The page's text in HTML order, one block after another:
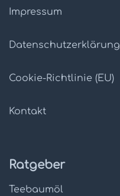
Impressum
Datenschutz­erklärung
Cookie-Richtlinie (EU)
Kontakt
Ratgeber
Teebaumöl